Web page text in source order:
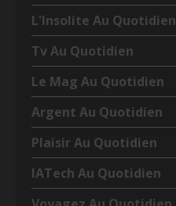
L'Insolite Au Quotidien
Tv Au Quotidien
Le Mag Au Quotidien
Argent Au Quotidien
Plaisir Au Quotidien
IATech Au Quotidien